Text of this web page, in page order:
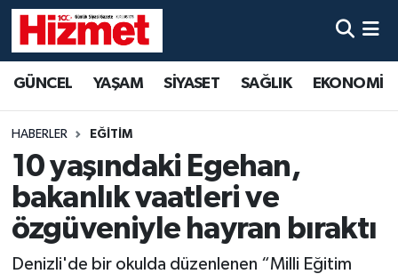
GÜNCEL YAŞAM SİYASET SAĞLIK EKONOMİ
HABERLER EĞİTİM
10 yaşındaki Egehan,
bakanlık vaatleri ve
özgüveniyle hayran bıraktı
Denizli'de bir okulda düzenlenen “Milli Eğitim
YAŞAM
SİYASET
SAĞLIK
EKONOMİ
Denizli Hava Durumu
Denizli Trafik Yoğunluk Haritası
Süper Lig Puan Durumu ve Fikstür
Tüm Manşetler